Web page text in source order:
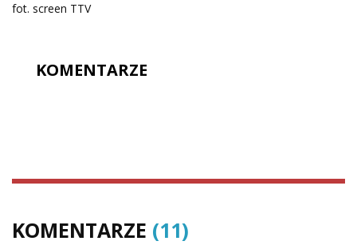
fot. screen TTV
KOMENTARZE
KOMENTARZE (11)